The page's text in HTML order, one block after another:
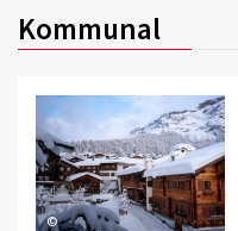
Kommunal
©